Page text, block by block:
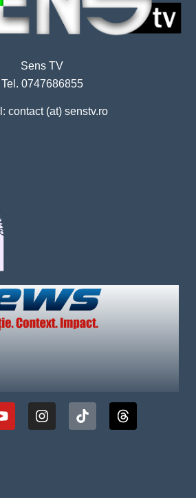
Sens TV
Tel. 0747686855
contact (at) senstv.ro